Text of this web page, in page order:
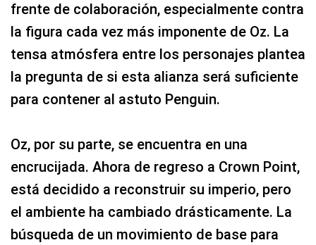
frente de colaboración, especialmente contra
la figura cada vez más imponente de Oz. La
tensa atmósfera entre los personajes plantea
la pregunta de si esta alianza será suficiente
para contener al astuto Penguin.
Oz, por su parte, se encuentra en una
encrucijada. Ahora de regreso a Crown Point,
está decidido a reconstruir su imperio, pero
el ambiente ha cambiado drásticamente. La
búsqueda de un movimiento de base para